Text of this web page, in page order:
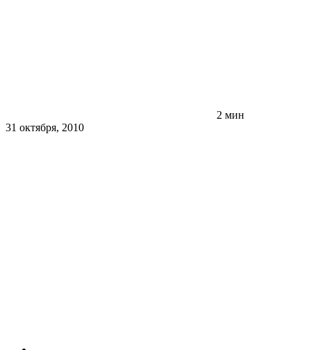
2 мин
31 октября, 2010